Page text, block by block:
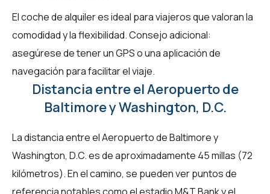
El coche de alquiler es ideal para viajeros que valoran la
comodidad y la flexibilidad. Consejo adicional:
asegúrese de tener un GPS o una aplicación de
navegación para facilitar el viaje.
Distancia entre el Aeropuerto de
Baltimore y Washington, D.C.
La distancia entre el Aeropuerto de Baltimore y
Washington, D.C. es de aproximadamente 45 millas (72
kilómetros). En el camino, se pueden ver puntos de